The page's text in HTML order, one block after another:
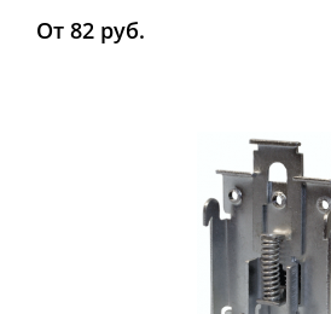
От 82 руб.